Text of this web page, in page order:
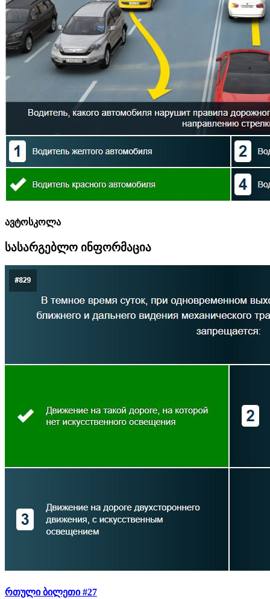
ავტოსკოლა
სასარგებლო ინფორმაცია
რთული ბილეთი #27